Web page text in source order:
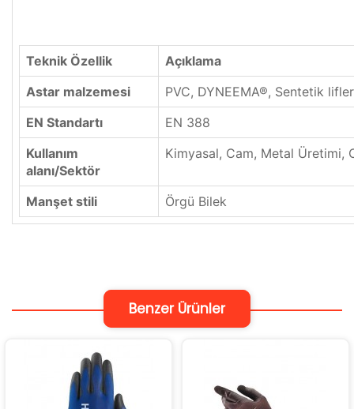
Teknik Özellik
Açıklama
Astar malzemesi
PVC, DYNEEMA®, Sentetik lifler
EN Standartı
EN 388
Kullanım
alanı/Sektör
Kimyasal, Cam, Metal Üretimi,
Manşet stili Örgü Bilek
Benzer Ürünler